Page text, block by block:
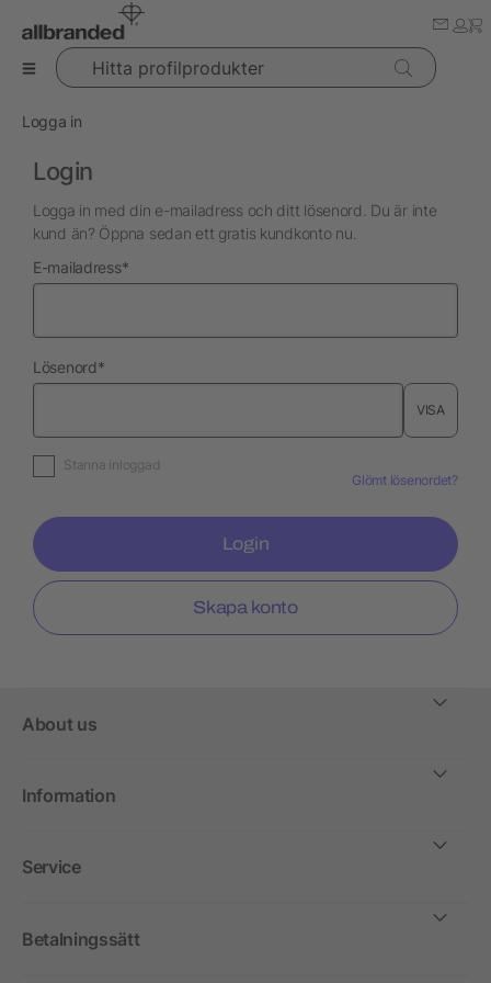
Hitta profilprodukter
Logga in
Login
Logga in med din e-mailadress och ditt lösenord. Du är inte
kund än? Öppna sedan ett gratis kundkonto nu.
E-mailadressnödvändig
*
Lösenordnödvändig
*
VISA
Stanna inloggad
Glömt lösenordet?
Login
Skapa konto
About us
Information
Service
Betalningssätt